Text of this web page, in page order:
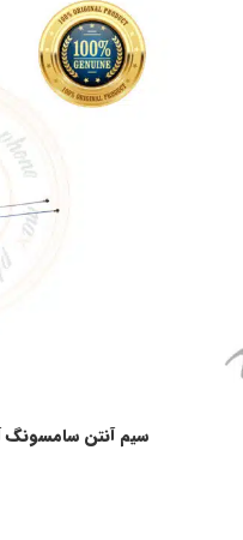
انتخاب گزینه ها